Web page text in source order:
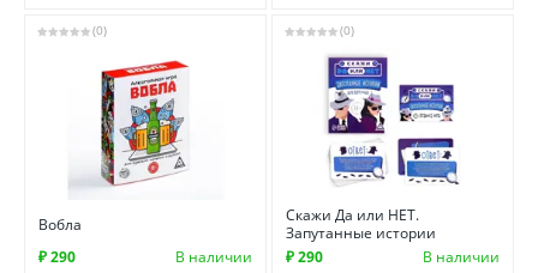
(0)
Вобла
₽ 290
В наличии
(0)
Скажи Да или НЕТ.
Запутанные истории
₽ 290
В наличии